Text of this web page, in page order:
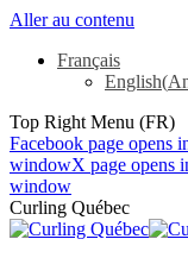
Aller au contenu
Français
English(
Top Right Menu (FR)
Facebook page opens
windowX page opens
window
Curling Québec